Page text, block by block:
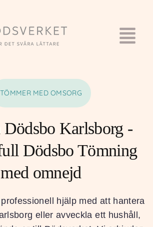
TÖMMER MED OMSORG
Karlsborg -
Dödsbo Tömning
med omnejd
hjälp med att hantera
eller avveckla ett hushåll,